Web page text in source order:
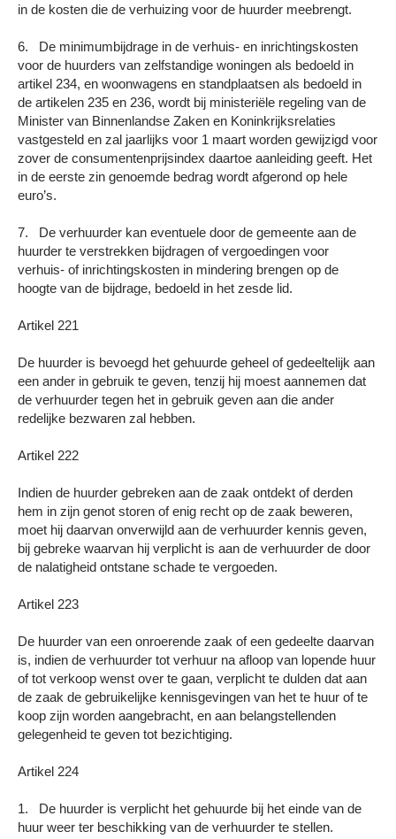
in de kosten die de verhuizing voor de huurder meebrengt.
6. De minimumbijdrage in de verhuis- en inrichtingskosten
voor de huurders van zelfstandige woningen als bedoeld in
artikel 234, en woonwagens en standplaatsen als bedoeld in
de artikelen 235 en 236, wordt bij ministeriële regeling van de
Minister van Binnenlandse Zaken en Koninkrijksrelaties
vastgesteld en zal jaarlijks voor 1 maart worden gewijzigd voor
zover de consumentenprijsindex daartoe aanleiding geeft. Het
in de eerste zin genoemde bedrag wordt afgerond op hele
euro’s.
7. De verhuurder kan eventuele door de gemeente aan de
huurder te verstrekken bijdragen of vergoedingen voor
verhuis- of inrichtingskosten in mindering brengen op de
hoogte van de bijdrage, bedoeld in het zesde lid.
Artikel 221
De huurder is bevoegd het gehuurde geheel of gedeeltelijk aan
een ander in gebruik te geven, tenzij hij moest aannemen dat
de verhuurder tegen het in gebruik geven aan die ander
redelijke bezwaren zal hebben.
Artikel 222
Indien de huurder gebreken aan de zaak ontdekt of derden
hem in zijn genot storen of enig recht op de zaak beweren,
moet hij daarvan onverwijld aan de verhuurder kennis geven,
bij gebreke waarvan hij verplicht is aan de verhuurder de door
de nalatigheid ontstane schade te vergoeden.
Artikel 223
De huurder van een onroerende zaak of een gedeelte daarvan
is, indien de verhuurder tot verhuur na afloop van lopende huur
of tot verkoop wenst over te gaan, verplicht te dulden dat aan
de zaak de gebruikelijke kennisgevingen van het te huur of te
koop zijn worden aangebracht, en aan belangstellenden
gelegenheid te geven tot bezichtiging.
Artikel 224
1. De huurder is verplicht het gehuurde bij het einde van de
huur weer ter beschikking van de verhuurder te stellen.